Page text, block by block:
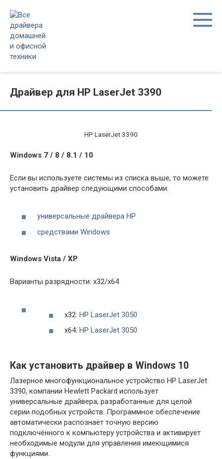
контенту
Драйвер для HP LaserJet 3390
HP LaserJet 3390
Windows 7 / 8 / 8.1 / 10
Если вы используете системы из списка выше, то можете
установить драйвер следующими способами:
универсальные драйвера HP
средствами Windows
Windows Vista / XP
Варианты разрядности: x32/x64
x32: HP LaserJet 3050
x64: HP LaserJet 3050
Как установить драйвер в Windows 10
Лазерное многофункциональное устройство HP LaserJet
3390, компании Hewlett Packard использует
универсальные драйвера, разработанные для целой
серии подобных устройств. Программное обеспечение
автоматически распознаёт точную версию
подключённого к компьютеру устройства и активирует
необходимые модули для управления имеющимися
функциями.